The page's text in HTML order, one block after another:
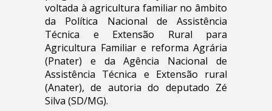
voltada à agricultura familiar no âmbito
da Política Nacional de Assistência
Técnica e Extensão Rural para
Agricultura Familiar e reforma Agrária
(Pnater) e da Agência Nacional de
Assistência Técnica e Extensão rural
(Anater), de autoria do deputado Zé
Silva (SD/MG).